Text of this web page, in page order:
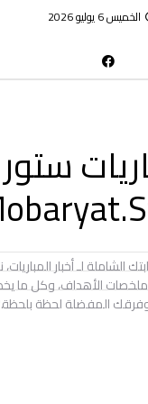
الخميس 6 يوليو 2026
ستور
لـ أخبار المباريات،
ملخصات الأهداف، وكل ما
المفضلة لحظة